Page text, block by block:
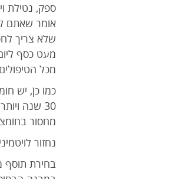
ספק, נטילת
אומר שאתם
שלא צריך
מעט כסף
מכל
מחסור בחומצת שומן, אומגה
נחזור
בחירת תוסף